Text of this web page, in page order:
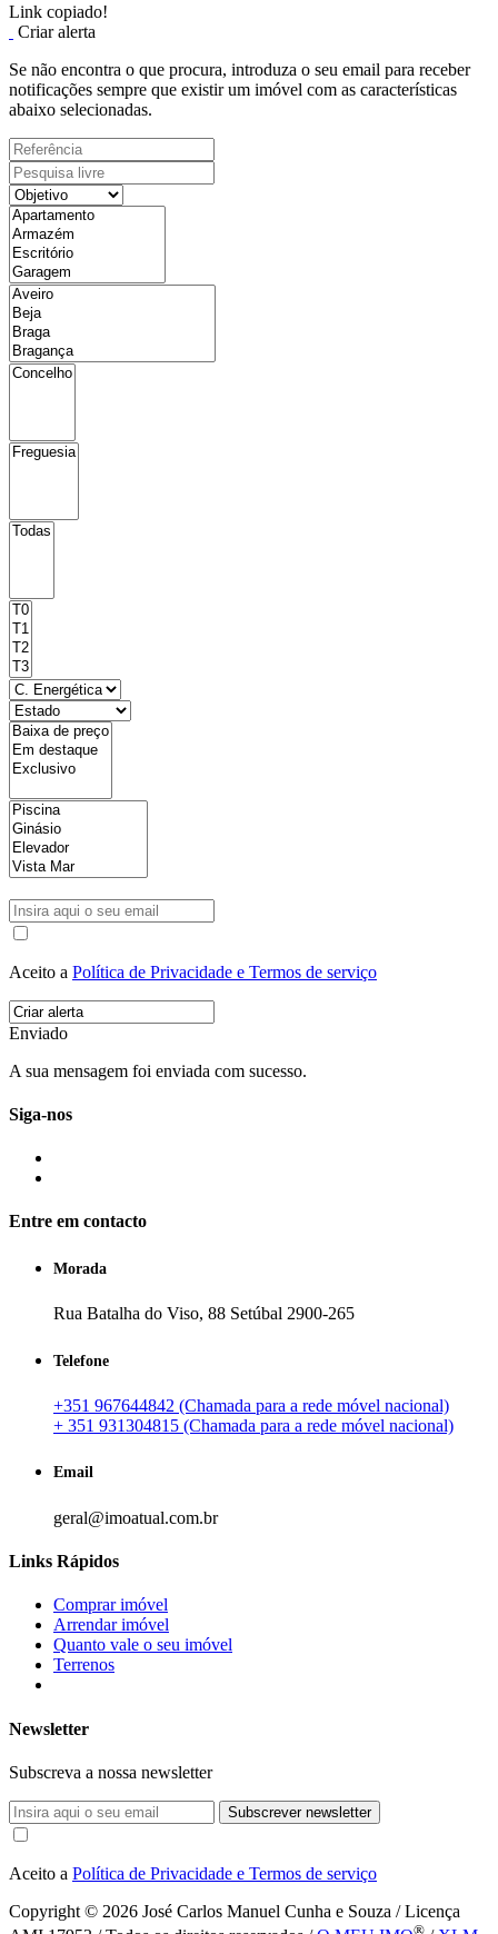
Link copiado!
Criar alerta
Se não encontra o que procura, introduza o seu email para receber
notificações sempre que existir um imóvel com as características
abaixo selecionadas.
Aceito a Política de Privacidade e Termos de serviço
Enviado
A sua mensagem foi enviada com sucesso.
Siga-nos
Entre em contacto
Morada
Rua Batalha do Viso, 88 Setúbal 2900-265
Telefone
+351 967644842 (Chamada para a rede móvel nacional)
+ 351 931304815 (Chamada para a rede móvel nacional)
Email
geral@imoatual.com.br
Links Rápidos
Comprar imóvel
Arrendar imóvel
Quanto vale o seu imóvel
Terrenos
Newsletter
Subscreva a nossa newsletter
Subscrever newsletter
Aceito a Política de Privacidade e Termos de serviço
Copyright © 2026 José Carlos Manuel Cunha e Souza / Licença
®